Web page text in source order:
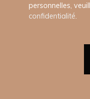
personnelles,
confidentialité.